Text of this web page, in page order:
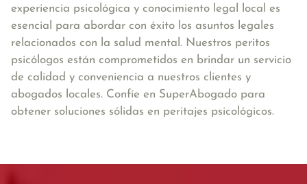
experiencia psicológica y conocimiento legal local es
esencial para abordar con éxito los asuntos legales
relacionados con la salud mental. Nuestros peritos
psicólogos están comprometidos en brindar un servicio
de calidad y conveniencia a nuestros clientes y
abogados locales. Confíe en SuperAbogado para
obtener soluciones sólidas en peritajes psicológicos.